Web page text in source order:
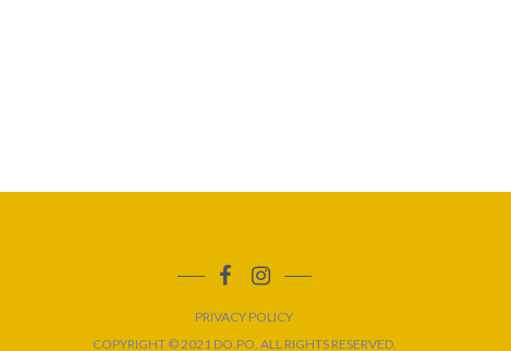
PRIVACY POLICY
COPYRIGHT © 2021 DO.PO. ALL RIGHTS RESERVED.